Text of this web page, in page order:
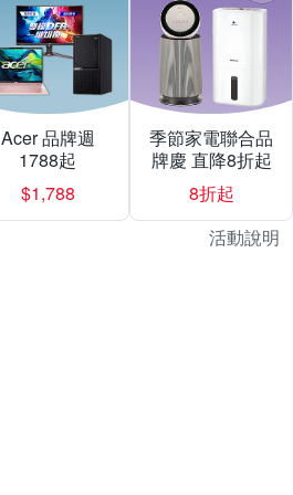
Acer 品牌週
1788起
$1,788
季節家電聯合品
牌慶 直降8折起
8折起
活動說明